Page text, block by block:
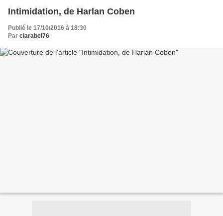
Intimidation, de Harlan Coben
Publié le 17/10/2016 à 18:30
Par clarabel76